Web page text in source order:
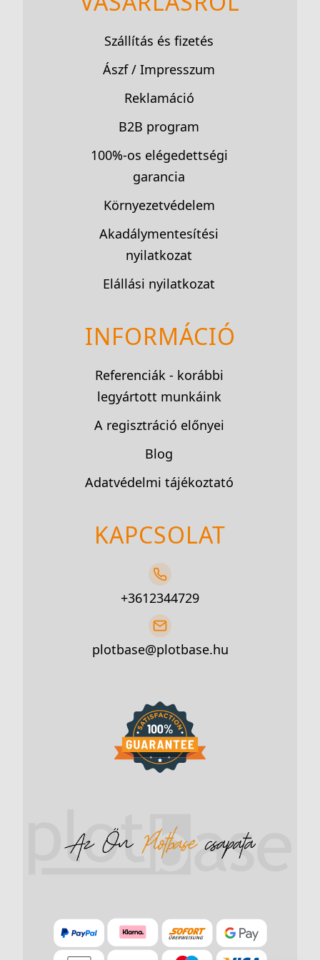
Szállítás és fizetés
Ászf / Impresszum
Reklamáció
B2B program
100%-os elégedettségi
garancia
Környezetvédelem
Akadálymentesítési
nyilatkozat
Elállási nyilatkozat
INFORMÁCIÓ
Referenciák - korábbi
legyártott munkáink
A regisztráció előnyei
Blog
Adatvédelmi tájékoztató
KAPCSOLAT
+3612344729
plotbase@plotbase.hu